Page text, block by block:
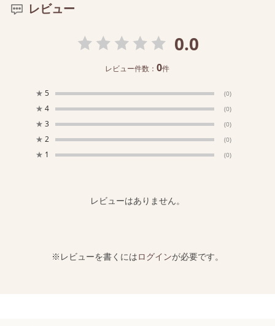
レビュー
0.0
レビュー件数：0件
★ 5 (0)
★ 4 (0)
★ 3 (0)
★ 2 (0)
★ 1 (0)
レビューはありません。
※レビューを書くにはログインが必要です。